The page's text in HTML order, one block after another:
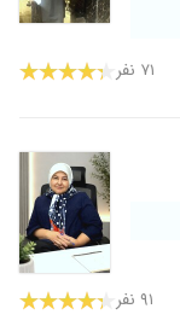
۷۱ نفر
۹۱ نفر